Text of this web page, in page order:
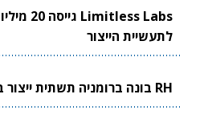
לתעשיית הייצור
RH בונה ברומניה תשתית ייצור ביטחוני ישראלית